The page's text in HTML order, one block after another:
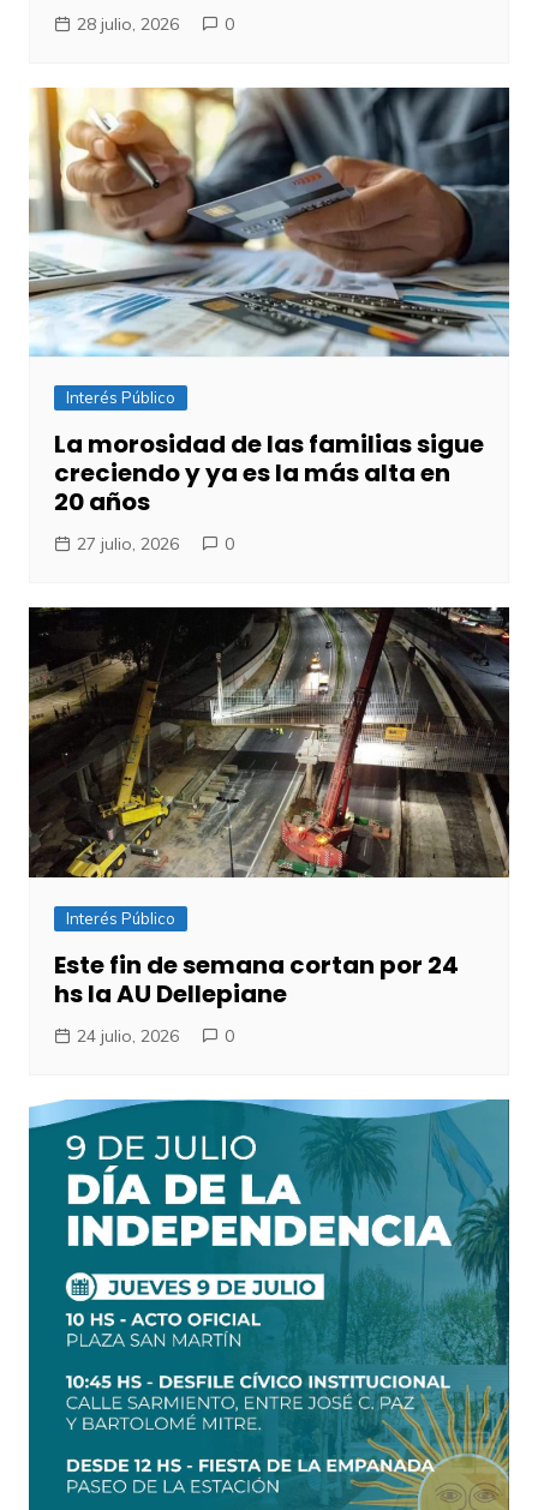
28 julio, 2026 0
Interés Público
​La morosidad de las familias sigue
creciendo y ya es la más alta en
20 años
27 julio, 2026 0
Interés Público
Este fin de semana cortan por 24
hs la AU Dellepiane
24 julio, 2026 0